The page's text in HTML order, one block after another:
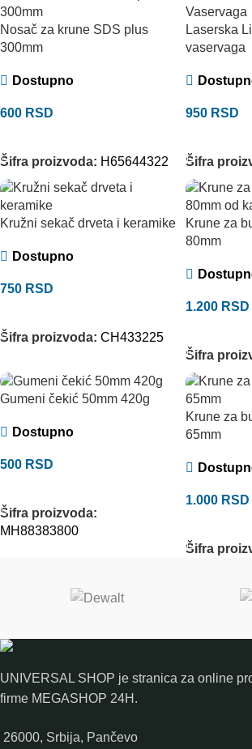
Nosač za krune SDS plus
300mm
Dostupno
600 RSD
Šifra proizvoda: H65644322
Laserska
vaservaga
950 RSD
Šifra
Kružni sekač drveta i keramike
Dostupno
750 RSD
Šifra proizvoda: CH433225
Krune za
80mm
1.200 RSD
Šifra
Gumeni čekić 50mm 420g
Dostupno
500 RSD
Šifra proizvoda:
MH88383800
Krune za
65mm
1.000 RSD
Šifra
UNIVERSAL SHOP je stranica za online
firme MEGASHOP 24H.
26000, Srbija, Pančevo